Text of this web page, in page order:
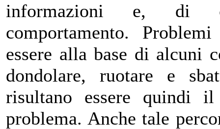
informazioni e, di
comportamento.
essere alla base di alcuni
dondolare, ruotare e
risultano essere quindi
problema. Anche tale